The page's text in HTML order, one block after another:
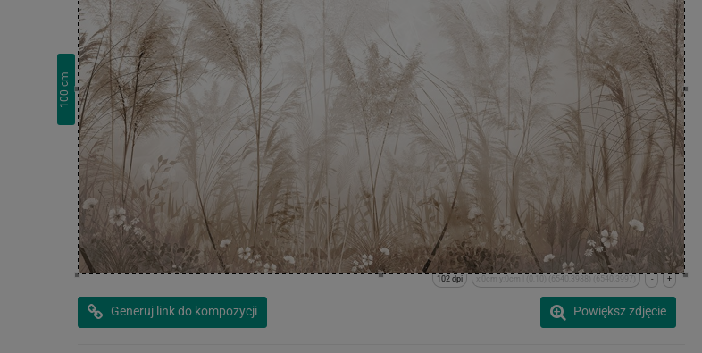
100
cm
+
-
x:0cm y:0cm | (0,10) (6540,3988) (6540,3997)
102 dpi
Powiększ zdjęcie
Generuj link do kompozycji